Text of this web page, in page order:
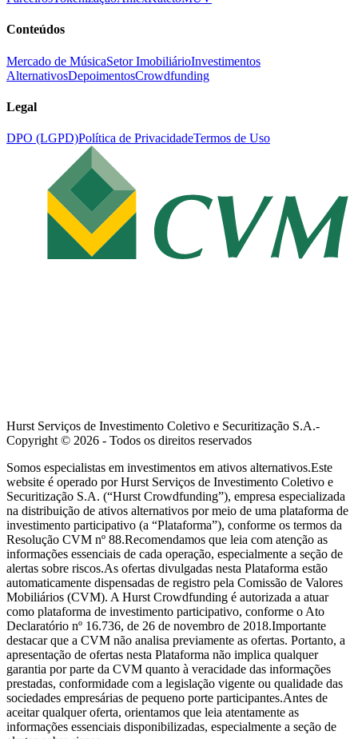
Conteúdos
Mercado de MúsicaSetor ImobiliárioInvestimentos
AlternativosDepoimentosCrowdfunding
Legal
DPO (LGPD)Política de PrivacidadeTermos de Uso
Hurst Serviços de Investimento Coletivo e Securitização S.A.-
Copyright © 2026 - Todos os direitos reservados
Somos especialistas em investimentos em ativos alternativos.Este
website é operado por Hurst Serviços de Investimento Coletivo e
Securitização S.A. (“Hurst Crowdfunding”), empresa especializada
na distribuição de ativos alternativos por meio de uma plataforma de
investimento participativo (a “Plataforma”), conforme os termos da
Resolução CVM nº 88.Recomendamos que leia com atenção as
informações essenciais de cada operação, especialmente a seção de
alertas sobre riscos.As ofertas divulgadas nesta Plataforma estão
automaticamente dispensadas de registro pela Comissão de Valores
Mobiliários (CVM). A Hurst Crowdfunding é autorizada a atuar
como plataforma de investimento participativo, conforme o Ato
Declaratório nº 16.736, de 26 de novembro de 2018.Importante
destacar que a CVM não analisa previamente as ofertas. Portanto, a
apresentação de ofertas nesta Plataforma não implica qualquer
garantia por parte da CVM quanto à veracidade das informações
prestadas, conformidade com a legislação vigente ou qualidade das
sociedades empresárias de pequeno porte participantes.Antes de
aceitar qualquer oferta, orientamos que leia atentamente as
informações essenciais disponibilizadas, especialmente a seção de